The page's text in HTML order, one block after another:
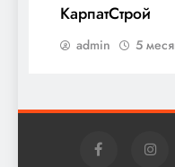
КарпатСтрой
admin 5